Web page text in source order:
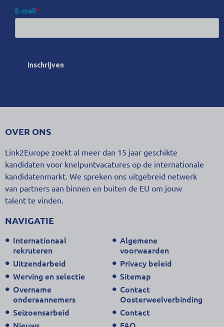
OVER ONS
Link2Europe zoekt al meer dan 15 jaar geschikte
kandidaten voor knelpuntvacatures op de internationale
kandidatenmarkt. We spreken ons uitgebreid netwerk
van partners aan binnen en buiten de EU om jouw
talent te vinden.
NAVIGATIE
Internationaal
rekruteren
Uitzendarbeid
Werving en selectie
Overname
onderaannemers
Seizoensarbeid
Algemene
voorwaarden
Privacy beleid
Sitemap
Contact
Oosterweelverbinding
Contact